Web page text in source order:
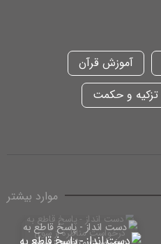
آموزش قرآن
تزکیه و حکمت
موارد بیشتر